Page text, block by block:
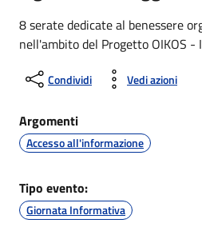
8 serate dedicate al benessere
nell'ambito del Progetto OIKOS -
Condividi Vedi azioni
Argomenti
Accesso all'informazione
Tipo evento:
Giornata Informativa